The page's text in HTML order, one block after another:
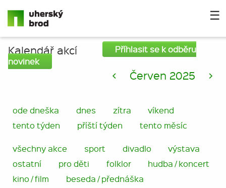
☰
Kalendář akcí
Příhlasit se k odběru
novinek
< Červen 2025 >
ode dneška dnes zítra
víkend
tento týden
příští týden tento měsíc
všechny akce sport divadlo
výstava
ostatní
pro děti folklor
hudba / koncert
kino / film
beseda / přednáška